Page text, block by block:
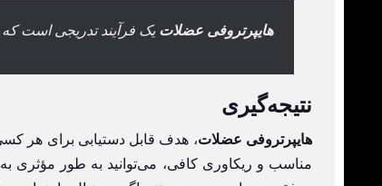
هایپرتروفی عضلات یک فرآیند تدریجی است که
نتیجه‌گیری
هایپرتروفی عضلات، هدف قابل دستیابی برای هر
مناسب و ریکاوری کافی، می‌توانید به طور مؤثری به